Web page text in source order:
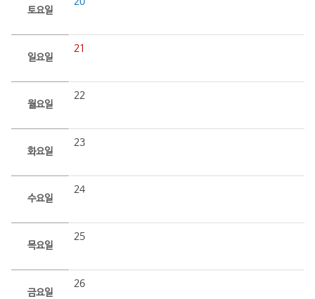
토요일
일요일
21
월요일
22
화요일
23
수요일
24
목요일
25
금요일
26